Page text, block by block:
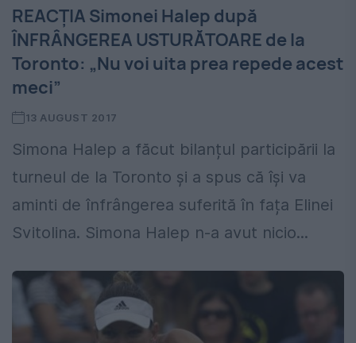
REACȚIA Simonei Halep după
ÎNFRÂNGEREA USTURĂTOARE de la
Toronto: „Nu voi uita prea repede acest
meci”
13 AUGUST 2017
Simona Halep a făcut bilanțul participării la
turneul de la Toronto și a spus că își va
aminti de înfrângerea suferită în fața Elinei
Svitolina. Simona Halep n-a avut nicio...